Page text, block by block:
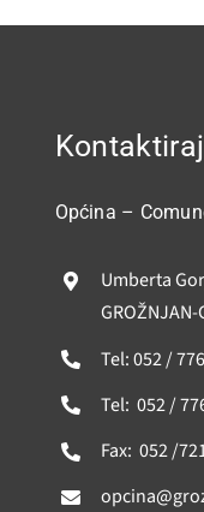
Općina –
Umberta
GROŽNJAN-
Tel: 052 /
Tel: 052 /
Fax: 052 /